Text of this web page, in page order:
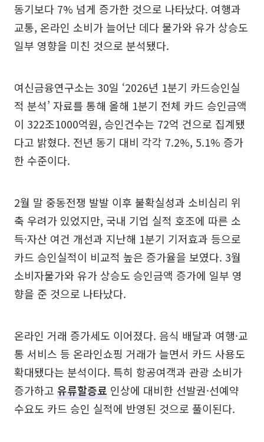
동기보다 7% 넘게 증가한 것으로 나타났다. 여행과
교통, 온라인 소비가 늘어난 데다 물가와 유가 상승도
일부 영향을 미친 것으로 분석됐다.
여신금융연구소는 30일 ‘2026년 1분기 카드승인실
적 분석’ 자료를 통해 올해 1분기 전체 카드 승인금액
이 322조1000억원, 승인건수는 72억 건으로 집계됐
다고 밝혔다. 전년 동기 대비 각각 7.2%, 5.1% 증가
한 수준이다.
2월 말 중동전쟁 발발 이후 불확실성과 소비심리 위
축 우려가 있었지만, 국내 기업 실적 호조에 따른 소
득·자산 여건 개선과 지난해 1분기 기저효과 등으로
카드 승인실적이 비교적 높은 증가율을 보였다. 3월
소비자물가와 유가 상승도 승인금액 증가에 일부 영
향을 준 것으로 나타났다.
온라인 거래 증가세도 이어졌다. 음식 배달과 여행·교
통 서비스 등 온라인쇼핑 거래가 늘면서 카드 사용도
확대됐다는 분석이다. 특히 항공여객과 관광 소비가
증가하고 유류할증료 인상에 대비한 선발권·선예약
수요도 카드 승인 실적에 반영된 것으로 풀이된다.